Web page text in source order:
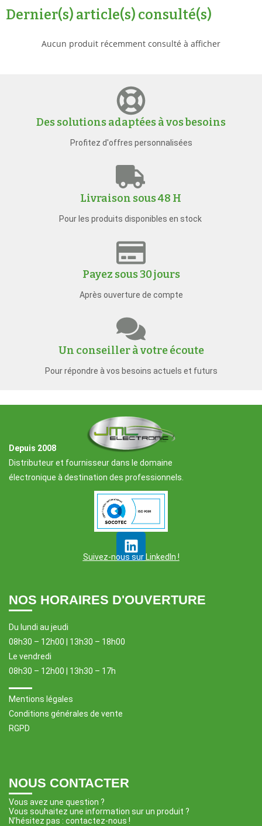
Dernier(s) article(s) consulté(s)
Aucun produit récemment consulté à afficher
Des solutions adaptées à vos besoins
Profitez d'offres personnalisées
Livraison sous 48 H
Pour les produits disponibles en stock
Payez sous 30 jours
Après ouverture de compte
Un conseiller à votre écoute
Pour répondre à vos besoins actuels et futurs
Depuis 2008
Distributeur et fournisseur dans le domaine
électronique à destination des professionnels.
Suivez-nous sur LinkedIn !
NOS HORAIRES D'OUVERTURE
Du lundi au jeudi
08h30 – 12h00 | 13h30 – 18h00
Le vendredi
08h30 – 12h00 | 13h30 – 17h
Mentions légales
Conditions générales de vente
RGPD
NOUS CONTACTER
Vous avez une question ?
Vous souhaitez une information sur un produit ?
N’hésitez pas : contactez-nous !